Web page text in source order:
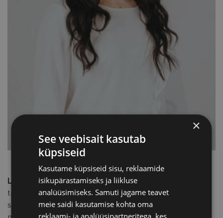
Liisi Toomon toetanud tippekspertide, ettevõtte juhtide ja
täna sõjaväeliste juhtide ja sportlaste tulemuste
saavutamist 13 aastat. Ta onperformance coach
×
See veebisait kasutab
küpsiseid
Kasutame küpsiseid sisu, reklaamide
isikupärastamiseks ja liikluse
analüüsimiseks. Samuti jagame teavet
meie saidi kasutamise kohta oma
reklaami- ja analüüsipartneritega, kes